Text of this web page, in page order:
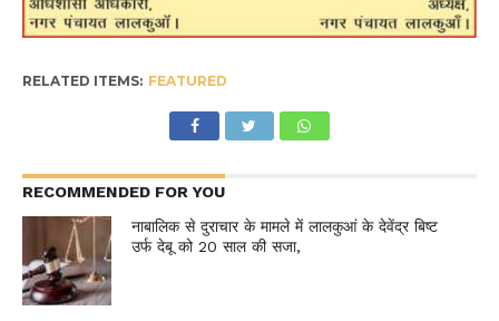
RELATED ITEMS: FEATURED
RECOMMENDED FOR YOU
नाबालिक से दुराचार के मामले में लालकुआं के देवेंद्र बिष्ट
उर्फ देबू को 20 साल की सजा,